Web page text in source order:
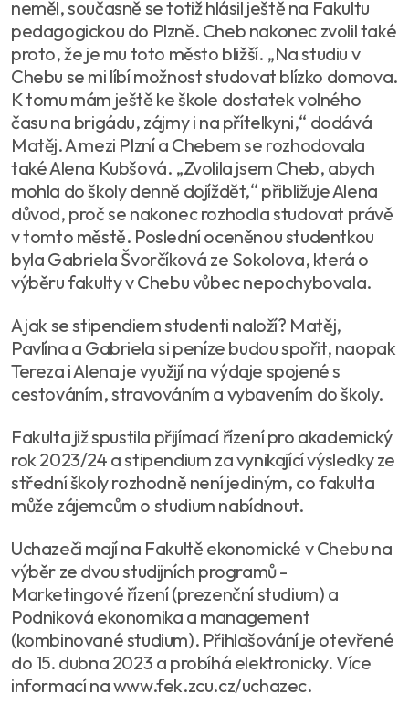
neměl, současně se totiž hlásil ještě na Fakultu
pedagogickou do Plzně. Cheb nakonec zvolil také
proto, že je mu toto město bližší. „Na studiu v
Chebu se mi líbí možnost studovat blízko domova.
K tomu mám ještě ke škole dostatek volného
času na brigádu, zájmy i na přítelkyni,“ dodává
Matěj. A mezi Plzní a Chebem se rozhodovala
také Alena Kubšová. „Zvolila jsem Cheb, abych
mohla do školy denně dojíždět,“ přibližuje Alena
důvod, proč se nakonec rozhodla studovat právě
v tomto městě. Poslední oceněnou studentkou
byla Gabriela Švorčíková ze Sokolova, která o
výběru fakulty v Chebu vůbec nepochybovala.
A jak se stipendiem studenti naloží? Matěj,
Pavlína a Gabriela si peníze budou spořit, naopak
Tereza i Alena je využijí na výdaje spojené s
cestováním, stravováním a vybavením do školy.
Fakulta již spustila přijímací řízení pro akademický
rok 2023/24 a stipendium za vynikající výsledky ze
střední školy rozhodně není jediným, co fakulta
může zájemcům o studium nabídnout.
Uchazeči mají na Fakultě ekonomické v Chebu na
výběr ze dvou studijních programů -
Marketingové řízení (prezenční studium) a
Podniková ekonomika a management
(kombinované studium). Přihlašování je otevřené
do 15. dubna 2023 a probíhá elektronicky. Více
informací na www.fek.zcu.cz/uchazec.